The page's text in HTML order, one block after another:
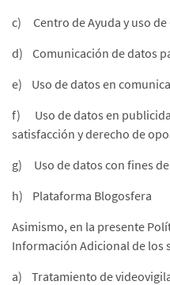
c) Centro de Ayuda y uso de
d) Comunicación de datos
e) Uso de datos en
f) Uso de datos en
satisfacción y derecho de
g) Uso de datos con fines
h) Plataforma Blogosfera
Asimismo, en la presente
Información Adicional de los
a) Tratamiento de